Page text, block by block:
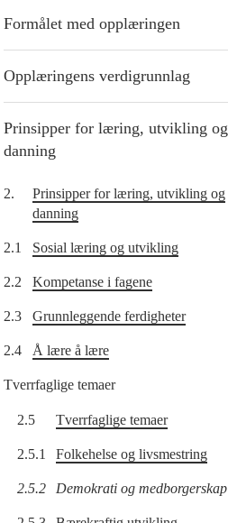
Formålet med opplæringen
Opplæringens verdigrunnlag
Prinsipper for læring, utvikling og
danning
2.
Prinsipper for læring, utvikling og
danning
2.1 Sosial læring og utvikling
2.2 Kompetanse i fagene
2.3 Grunnleggende ferdigheter
2.4 Å lære å lære
Tverrfaglige temaer
2.5 Tverrfaglige temaer
2.5.1 Folkehelse og livsmestring
2.5.2 Demokrati og medborgerskap